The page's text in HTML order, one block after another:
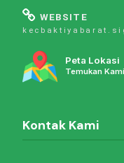
WEBSITE
Peta Lokasi
Temukan
Kontak Kami